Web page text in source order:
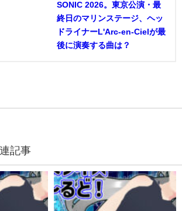
SONIC 2026。東京公演・最
終日のマリンステージ、ヘッ
ドライナーL'Arc-en-Cielが最
後に演奏する曲は？
記事